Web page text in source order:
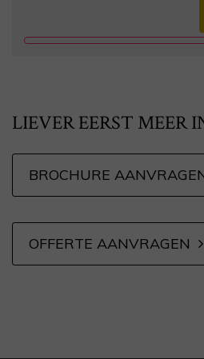
LIEVER EERST MEER
BROCHURE
OFFERTE AANVRAGEN